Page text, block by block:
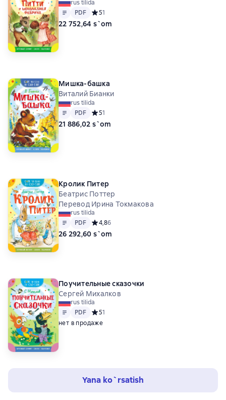
rus tilida
Matn
PDF
PDF Средний рейтинг 5 на основе 1 оценок
51
22 752,64 s`om
Мишка-башка
Виталий Бианки
rus tilida
Matn
PDF
PDF Средний рейтинг 5 на основе 1 оценок
51
21 886,02 s`om
Кролик Питер
Беатрис Поттер
Перевод Ирина Токмакова
rus tilida
Matn
PDF
PDF Средний рейтинг 4,8 на основе 6 оценок
4,86
26 292,60 s`om
Поучительные сказочки
Сергей Михалков
rus tilida
Matn
PDF
PDF Средний рейтинг 5 на основе 1 оценок
51
нет в продаже
Yana ko`rsatish